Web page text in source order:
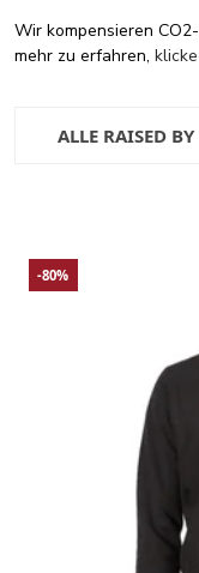
Wir kompensieren
mehr zu erfahren,
ALLE RAISED
-80%